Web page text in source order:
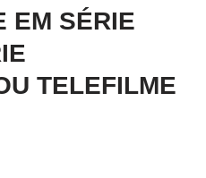
EM SÉRIE
TELEFILME